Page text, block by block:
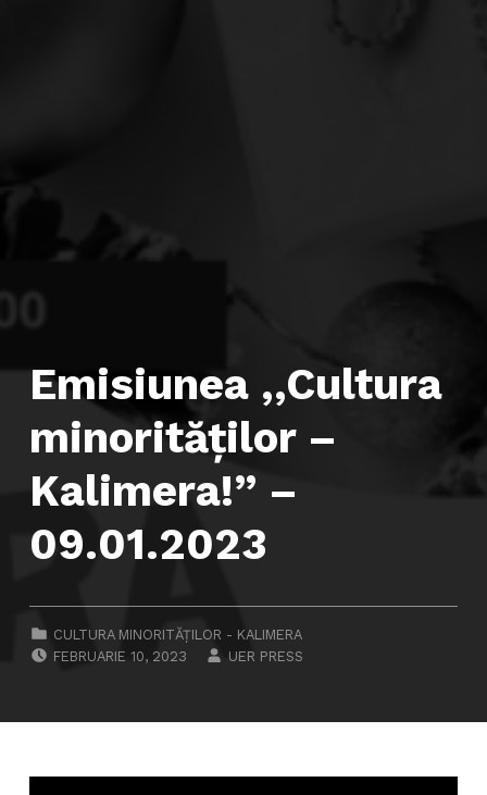
Emisiunea ,,Cultura
minorităților –
Kalimera!” –
09.01.2023
CULTURA MINORITĂȚILOR - KALIMERA
FEBRUARIE 10, 2023 UER PRESS